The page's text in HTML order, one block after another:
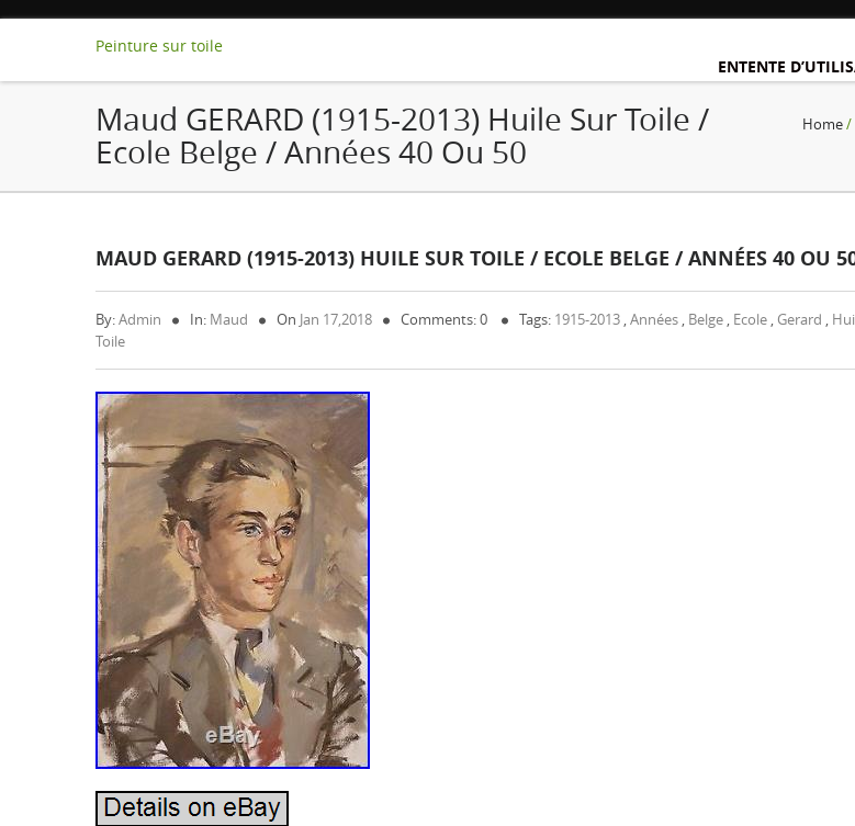
Peinture sur toile
ENTENTE
Maud GERARD (1915-2013) Huile Sur Toile /
Ecole Belge / Années 40 Ou 50
Home/
MAUD GERARD (1915-2013) HUILE SUR TOILE / ECOLE BELGE / ANNÉES 40 OU
By:Admin In: Maud On Jan 17,2018 Comments: 0 Tags: 1915-2013 ,Années , Belge , Ecole , Gerard ,
Toile